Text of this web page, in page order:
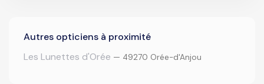
Autres opticiens à proximité
Les Lunettes d'Orée — 49270 Orée-d'Anjou